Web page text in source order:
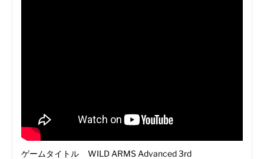
ゲームタイトル WILD ARMS Advanced 3rd